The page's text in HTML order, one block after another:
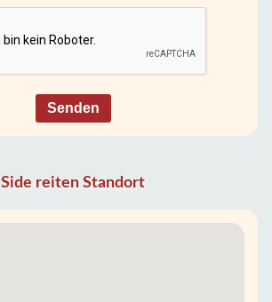
Senden
Side reiten Standort